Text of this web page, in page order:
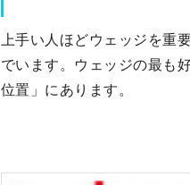
上手い人ほどウェッジを重
でいます。ウェッジの最も
位置」にあります。